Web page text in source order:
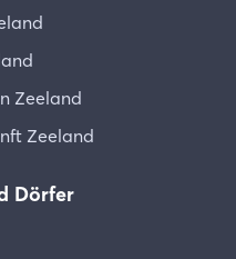
Zeeland
Zeeland
Dörfer